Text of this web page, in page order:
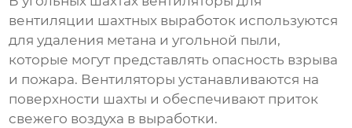
вентиляции шахтных выработок используются
для удаления метана и угольной пыли,
которые могут представлять опасность взрыва
и пожара. Вентиляторы устанавливаются на
поверхности шахты и обеспечивают приток
свежего воздуха в выработки.